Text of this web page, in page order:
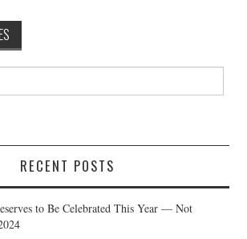
RECENT POSTS
to Be Celebrated This Year — Not